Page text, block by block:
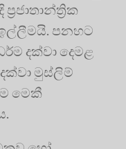
පනහට
දක්වා දෙමළ
මුස්ලිම්
මෙකී